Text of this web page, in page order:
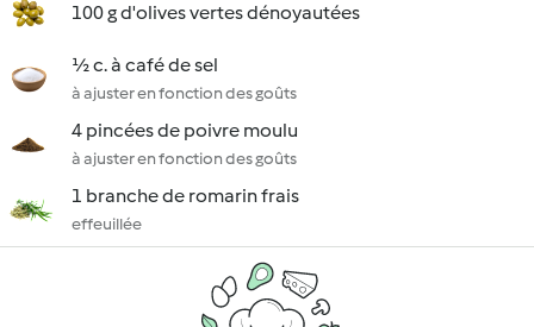
100 g d'olives vertes dénoyautées
½ c. à café de sel
à ajuster en fonction des goûts
4 pincées de poivre moulu
à ajuster en fonction des goûts
1 branche de romarin frais
effeuillée